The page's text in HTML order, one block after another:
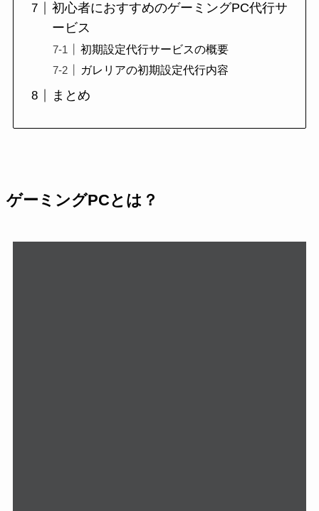
初心者におすすめのゲーミングPC代行サ
ービス
初期設定代行サービスの概要
ガレリアの初期設定代行内容
まとめ
ゲーミングPCとは？